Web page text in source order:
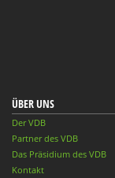
ÜBER UNS
Der VDB
Partner des VDB
Das Präsidium des VDB
Kontakt